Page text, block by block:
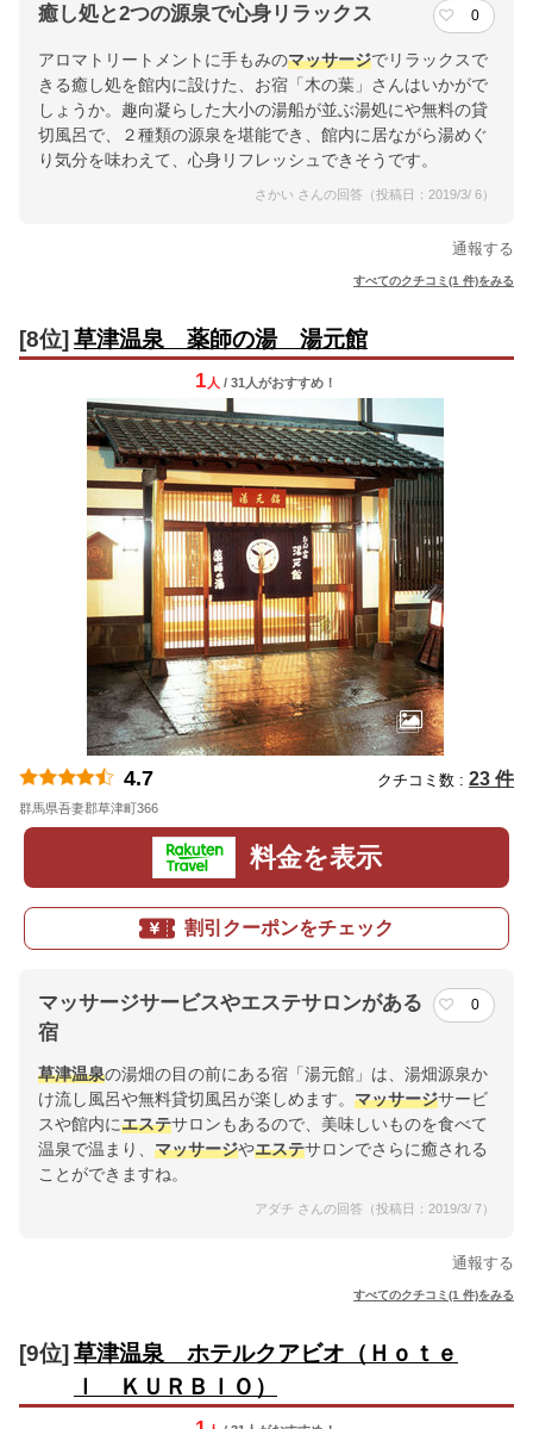
癒し処と2つの源泉で心身リラックス 0
アロマトリートメントに手もみのマッサージでリラックスで
きる癒し処を館内に設けた、お宿「木の葉」さんはいかがで
しょうか。趣向凝らした大小の湯船が並ぶ湯処にや無料の貸
切風呂で、２種類の源泉を堪能でき、館内に居ながら湯めぐ
り気分を味わえて、心身リフレッシュできそうです。
さかい さんの回答（投稿日：2019/3/ 6）
通報する
すべてのクチコミ(1 件)をみる
[8位] 草津温泉 薬師の湯 湯元館
1 人 / 31人がおすすめ！
4.7 クチコミ数 : 23 件
群馬県吾妻郡草津町366
料金を表示
割引クーポンをチェック
マッサージサービスやエステサロンがある
宿
0
草津温泉の湯畑の目の前にある宿「湯元館」は、湯畑源泉か
け流し風呂や無料貸切風呂が楽しめます。 マッサージサービ
スや館内にエステサロンもあるので、美味しいものを食べて
温泉で温まり、 マッサージやエステサロンでさらに癒される
ことができますね。
アダチ さんの回答（投稿日：2019/3/ 7）
通報する
すべてのクチコミ(1 件)をみる
[9位] 草津温泉 ホテルクアビオ（Ｈｏｔｅ
ｌ ＫＵＲＢＩＯ）